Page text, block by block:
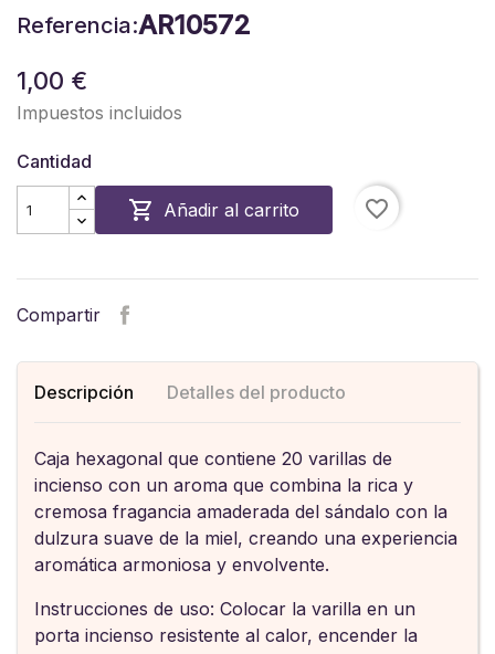
Referencia:AR10572
1,00 €
Impuestos incluidos
Cantidad
 Añadir al carrito favorite_border
Compartir
Descripción Detalles del producto
Caja hexagonal que contiene 20 varillas de
incienso con un aroma que combina la rica y
cremosa fragancia amaderada del sándalo con la
dulzura suave de la miel, creando una experiencia
aromática armoniosa y envolvente.
Instrucciones de uso: Colocar la varilla en un
porta incienso resistente al calor, encender la